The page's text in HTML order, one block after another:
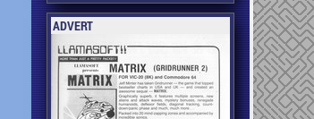
ADVERT